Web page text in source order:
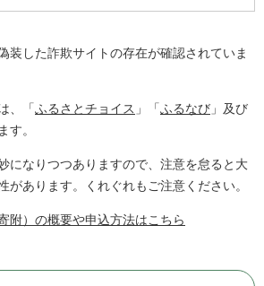
装した詐欺サイトの存在が確認されていま
、「ふるさとチョイス 」「ふるなび 」及び
す。
になりつつありますので、注意を怠ると大
があります。くれぐれもご注意ください。
附）の概要や申込方法はこちら